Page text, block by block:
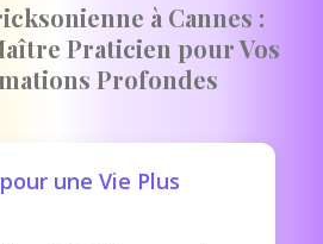
à Cannes :
Praticien pour Vos
Profondes
une Vie Plus